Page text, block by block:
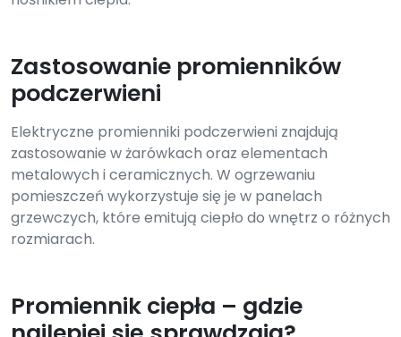
Zastosowanie promienników
podczerwieni
Elektryczne promienniki podczerwieni znajdują
zastosowanie w żarówkach oraz elementach
metalowych i ceramicznych. W ogrzewaniu
pomieszczeń wykorzystuje się je w panelach
grzewczych, które emitują ciepło do wnętrz o różnych
rozmiarach.
Promiennik ciepła – gdzie